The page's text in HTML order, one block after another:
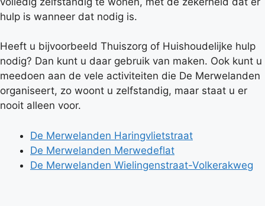
hulp is wanneer dat nodig is.
Heeft u bijvoorbeeld Thuiszorg of Huishoudelijke hulp
nodig? Dan kunt u daar gebruik van maken. Ook kunt u
meedoen aan de vele activiteiten die De Merwelanden
organiseert, zo woont u zelfstandig, maar staat u er
nooit alleen voor.
De Merwelanden Haringvlietstraat
De Merwelanden Merwedeflat
De Merwelanden Wielingenstraat-Volkerakweg